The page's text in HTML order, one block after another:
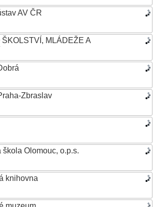
AV ČR
MLÁDEŽE A
Zbraslav
škola Olomouc, o.p.s.
knihovna